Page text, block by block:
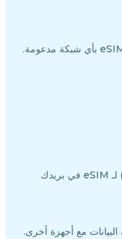
سيصلك رمز الاستجابة السريعة (QR) لـ eSIM في بريدك
مع أجهزة أخرى.